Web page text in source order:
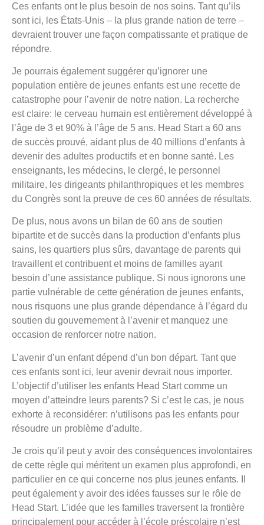
Ces enfants ont le plus besoin de nos soins. Tant qu’ils
sont ici, les États-Unis – la plus grande nation de terre –
devraient trouver une façon compatissante et pratique de
répondre.
Je pourrais également suggérer qu’ignorer une
population entière de jeunes enfants est une recette de
catastrophe pour l’avenir de notre nation. La recherche
est claire: le cerveau humain est entièrement développé à
l’âge de 3 et 90% à l’âge de 5 ans. Head Start a 60 ans
de succès prouvé, aidant plus de 40 millions d’enfants à
devenir des adultes productifs et en bonne santé. Les
enseignants, les médecins, le clergé, le personnel
militaire, les dirigeants philanthropiques et les membres
du Congrès sont la preuve de ces 60 années de résultats.
De plus, nous avons un bilan de 60 ans de soutien
bipartite et de succès dans la production d’enfants plus
sains, les quartiers plus sûrs, davantage de parents qui
travaillent et contribuent et moins de familles ayant
besoin d’une assistance publique. Si nous ignorons une
partie vulnérable de cette génération de jeunes enfants,
nous risquons une plus grande dépendance à l’égard du
soutien du gouvernement à l’avenir et manquez une
occasion de renforcer notre nation.
L’avenir d’un enfant dépend d’un bon départ. Tant que
ces enfants sont ici, leur avenir devrait nous importer.
L’objectif d’utiliser les enfants Head Start comme un
moyen d’atteindre leurs parents? Si c’est le cas, je nous
exhorte à reconsidérer: n’utilisons pas les enfants pour
résoudre un problème d’adulte.
Je crois qu’il peut y avoir des conséquences involontaires
de cette règle qui méritent un examen plus approfondi, en
particulier en ce qui concerne nos plus jeunes enfants. Il
peut également y avoir des idées fausses sur le rôle de
Head Start. L’idée que les familles traversent la frontière
principalement pour accéder à l’école préscolaire n’est